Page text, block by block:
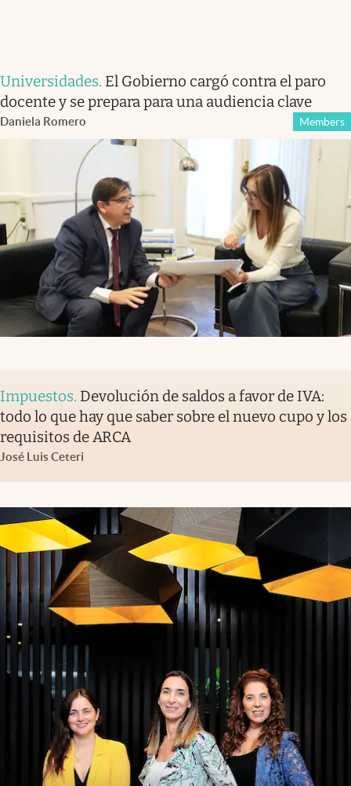
Universidades. El Gobierno cargó contra el paro
docente y se prepara para una audiencia clave
Daniela Romero Members
Impuestos. Devolución de saldos a favor de IVA:
todo lo que hay que saber sobre el nuevo cupo y los
requisitos de ARCA
José Luis Ceteri